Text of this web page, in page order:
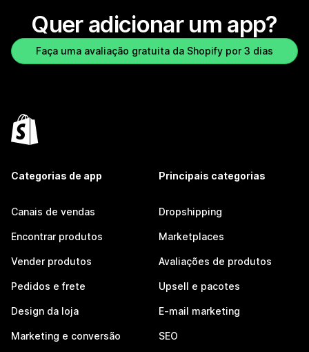
Quer adicionar um app?
Faça uma avaliação gratuita da Shopify por 3 dias
Categorias de app
Canais de vendas
Encontrar produtos
Vender produtos
Pedidos e frete
Design da loja
Marketing e conversão
Principais categorias
Dropshipping
Marketplaces
Avaliações de produtos
Upsell e pacotes
E-mail marketing
SEO